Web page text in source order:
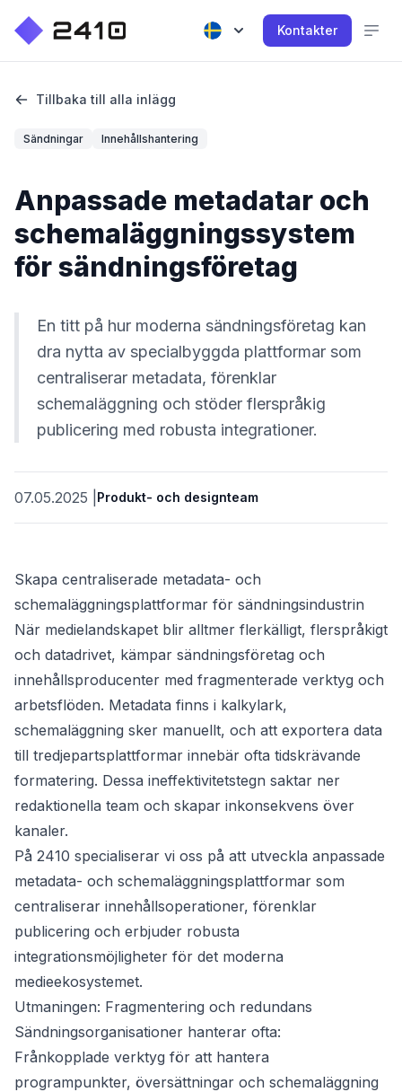
Kontakter
Tillbaka till alla inlägg
Sändningar Innehållshantering
Anpassade metadatar och
schemaläggningssystem
för sändningsföretag
En titt på hur moderna sändningsföretag kan
dra nytta av specialbyggda plattformar som
centraliserar metadata, förenklar
schemaläggning och stöder flerspråkig
publicering med robusta integrationer.
07.05.2025 Produkt- och designteam
Skapa centraliserade metadata- och
schemaläggningsplattformar för sändningsindustrin
När medielandskapet blir alltmer flerkälligt, flerspråkigt
och datadrivet, kämpar sändningsföretag och
innehållsproducenter med fragmenterade verktyg och
arbetsflöden. Metadata finns i kalkylark,
schemaläggning sker manuellt, och att exportera data
till tredjepartsplattformar innebär ofta tidskrävande
formatering. Dessa ineffektivitetstegn saktar ner
redaktionella team och skapar inkonsekvens över
kanaler.
På 2410 specialiserar vi oss på att utveckla anpassade
metadata- och schemaläggningsplattformar som
centraliserar innehållsoperationer, förenklar
publicering och erbjuder robusta
integrationsmöjligheter för det moderna
medieekosystemet.
Utmaningen: Fragmentering och redundans
Sändningsorganisationer hanterar ofta:
Frånkopplade verktyg för att hantera
programpunkter, översättningar och schemaläggning